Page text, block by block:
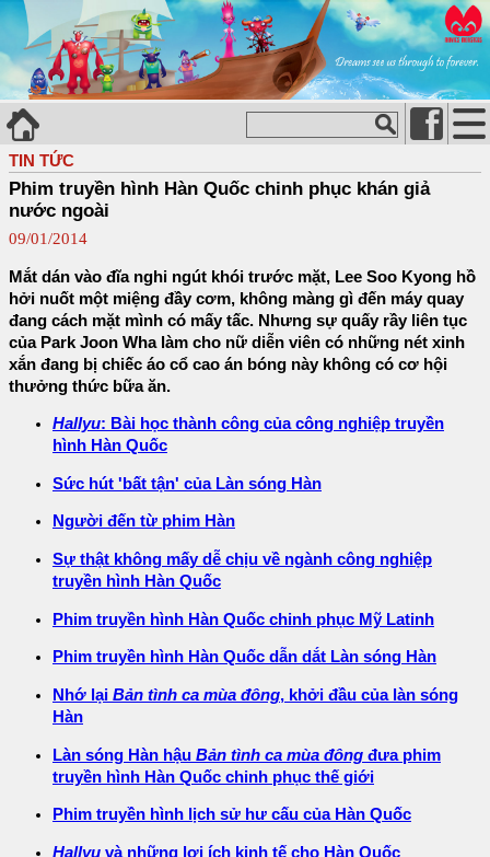
TIN TỨC
Phim truyền hình Hàn Quốc chinh phục khán giả
nước ngoài
09/01/2014
Mắt dán vào đĩa nghi ngút khói trước mặt, Lee Soo Kyong hồ
hởi nuốt một miệng đầy cơm, không màng gì đến máy quay
đang cách mặt mình có mấy tấc. Nhưng sự quấy rầy liên tục
của Park Joon Wha làm cho nữ diễn viên có những nét xinh
xắn đang bị chiếc áo cổ cao án bóng này không có cơ hội
thưởng thức bữa ăn.
Hallyu: Bài học thành công của công nghiệp truyền
hình Hàn Quốc
Sức hút 'bất tận' của Làn sóng Hàn
Người đến từ phim Hàn
Sự thật không mấy dễ chịu về ngành công nghiệp
truyền hình Hàn Quốc
Phim truyền hình Hàn Quốc chinh phục Mỹ Latinh
Phim truyền hình Hàn Quốc dẫn dắt Làn sóng Hàn
Nhớ lại Bản tình ca mùa đông, khởi đầu của làn sóng
Hàn
Làn sóng Hàn hậu Bản tình ca mùa đông đưa phim
truyền hình Hàn Quốc chinh phục thế giới
Phim truyền hình lịch sử hư cấu của Hàn Quốc
Hallyu và những lợi ích kinh tế cho Hàn Quốc